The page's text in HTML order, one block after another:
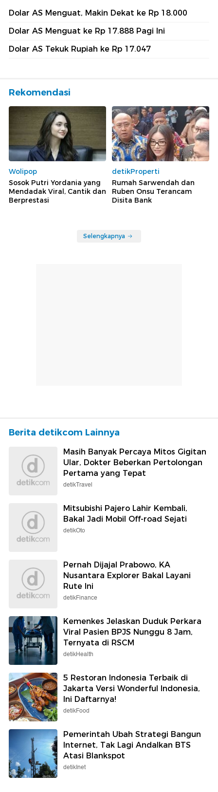
Dolar AS Menguat, Makin Dekat ke Rp 18.000
Dolar AS Menguat ke Rp 17.888 Pagi Ini
Dolar AS Tekuk Rupiah ke Rp 17.047
Rekomendasi
Wolipop
Sosok Putri Yordania yang
Mendadak Viral, Cantik dan
Berprestasi
detikProperti
Rumah Sarwendah dan
Ruben Onsu Terancam
Disita Bank
Selengkapnya
Berita detikcom Lainnya
Masih Banyak Percaya Mitos Gigitan
Ular, Dokter Beberkan Pertolongan
Pertama yang Tepat
detikTravel
Mitsubishi Pajero Lahir Kembali,
Bakal Jadi Mobil Off-road Sejati
detikOto
Pernah Dijajal Prabowo, KA
Nusantara Explorer Bakal Layani
Rute Ini
detikFinance
Kemenkes Jelaskan Duduk Perkara
Viral Pasien BPJS Nunggu 8 Jam,
Ternyata di RSCM
detikHealth
5 Restoran Indonesia Terbaik di
Jakarta Versi Wonderful Indonesia,
Ini Daftarnya!
detikFood
Pemerintah Ubah Strategi Bangun
Internet, Tak Lagi Andalkan BTS
Atasi Blankspot
detikInet